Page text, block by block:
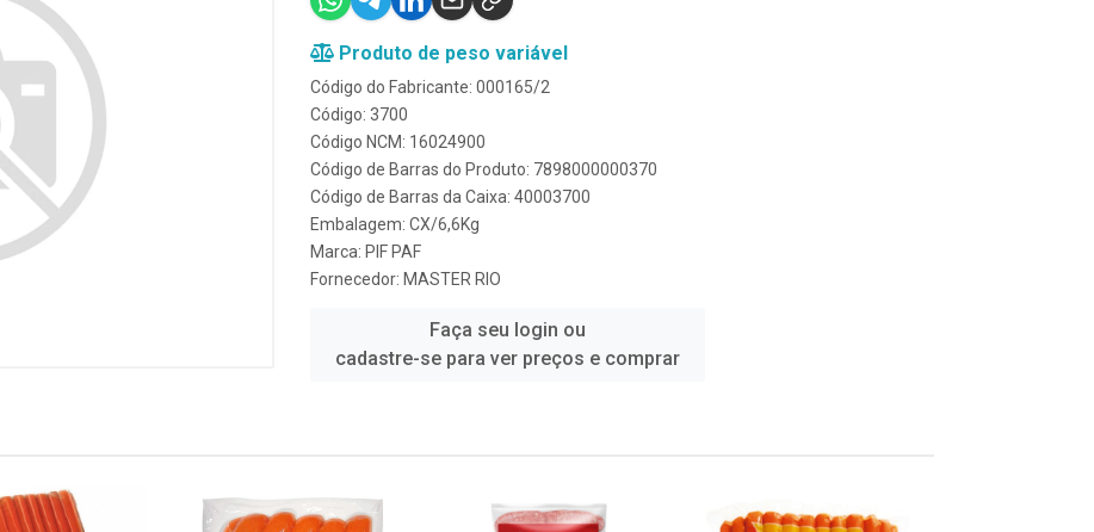
Produto de peso variável
Código do Fabricante: 000165/2
Código: 3700
Código NCM: 16024900
Código de Barras do Produto: 7898000000370
Código de Barras da Caixa: 40003700
Embalagem: CX/6,6Kg
Marca: PIF PAF
Fornecedor: MASTER RIO
Faça seu login ou
cadastre-se para ver preços e comprar